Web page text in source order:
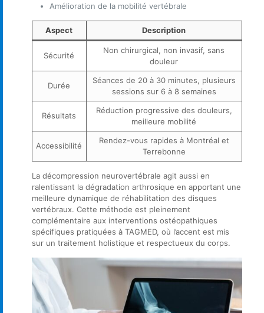
Amélioration de la mobilité vertébrale
Aspect Description
Sécurité
Non chirurgical, non invasif, sans
douleur
Durée
Séances de 20 à 30 minutes, plusieurs
sessions sur 6 à 8 semaines
Résultats
Réduction progressive des douleurs,
meilleure mobilité
Accessibilité
Rendez-vous rapides à Montréal et
Terrebonne
La décompression neurovertébrale agit aussi en
ralentissant la dégradation arthrosique en apportant une
meilleure dynamique de réhabilitation des disques
vertébraux. Cette méthode est pleinement
complémentaire aux interventions ostéopathiques
spécifiques pratiquées à TAGMED, où l’accent est mis
sur un traitement holistique et respectueux du corps.